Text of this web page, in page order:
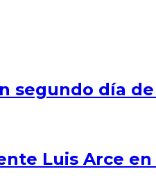
segundo día
Luis Arce en